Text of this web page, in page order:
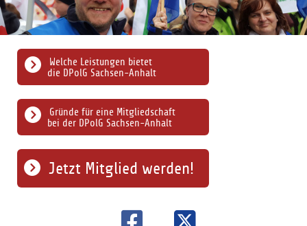
Gründe für eine Mitgliedschaft
bei der DPolG Sachsen-Anhalt
Welche Leistungen bietet
die DPolG Sachsen-Anhalt
Jetzt Mitglied werden!